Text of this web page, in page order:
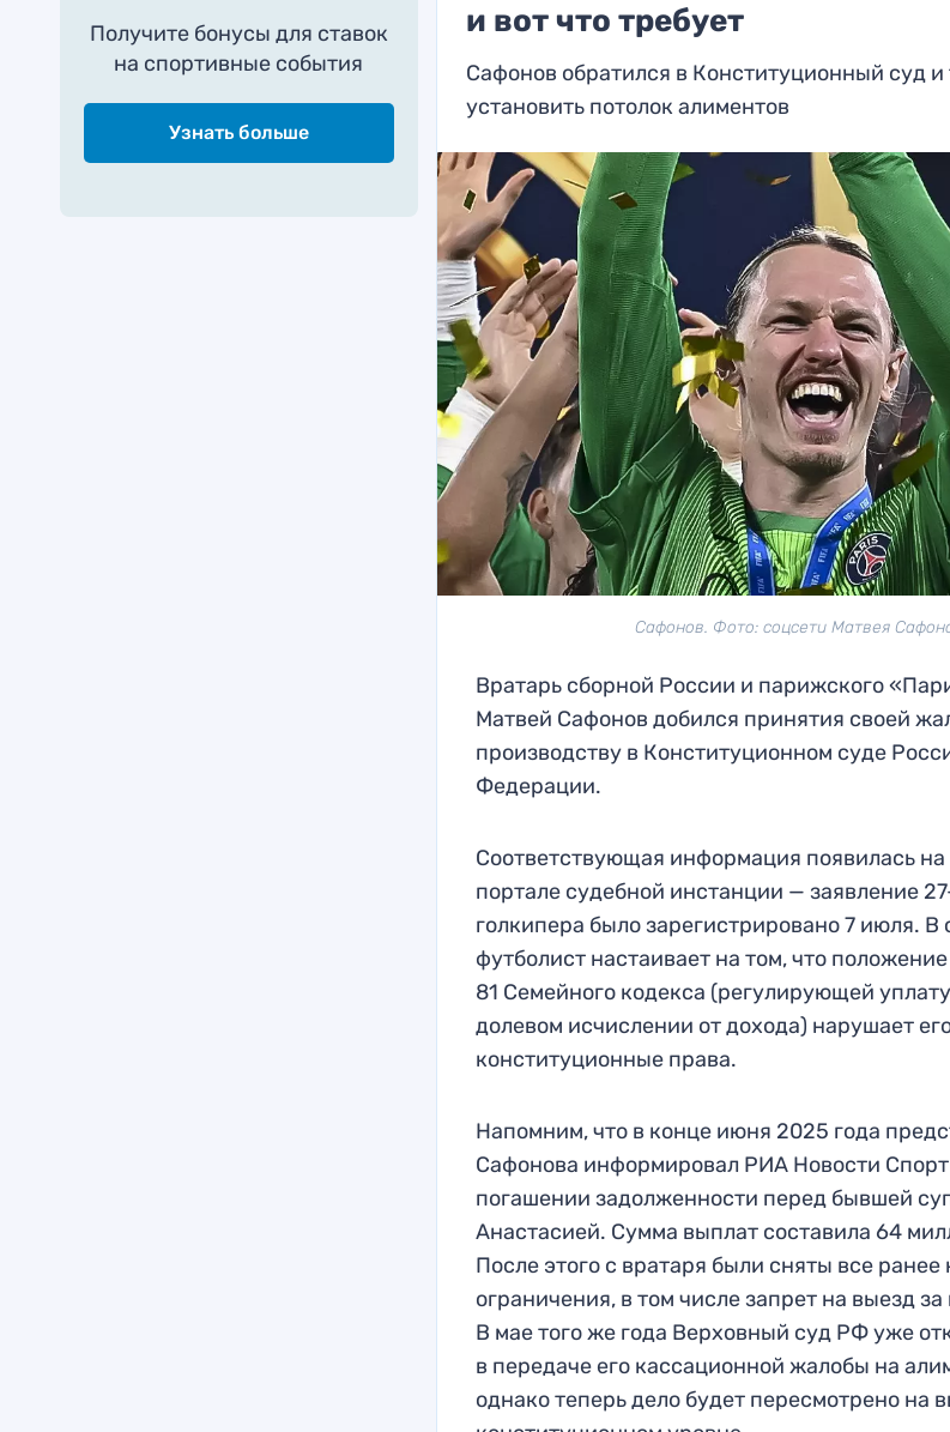
Получите бонусы для ставок
на спортивные события
Узнать больше
и вот что требует
Сафонов обратился в Конституционный суд и
установить потолок алиментов
Сафонов. Фото: соцсети Матвея
Вратарь сборной России и парижского
Матвей Сафонов добился принятия своей
производству в Конституционном суде
Федерации.
Соответствующая информация появилась
портале судебной инстанции — заявление
голкипера было зарегистрировано 7 июля.
футболист настаивает на том, что положение
81 Семейного кодекса (регулирующей
долевом исчислении от дохода) нарушает
конституционные права.
Напомним, что в конце июня 2025 года
Сафонова информировал РИА Новости
погашении задолженности перед бывшей
Анастасией. Сумма выплат составила 64
После этого с вратаря были сняты все
ограничения, в том числе запрет на выезд
В мае того же года Верховный суд РФ уже
в передаче его кассационной жалобы на
однако теперь дело будет пересмотрено на